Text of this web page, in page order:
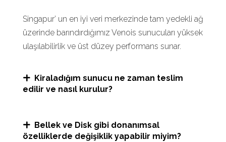
Singapur’ un en iyi veri merkezinde tam yedekli ağ
üzerinde barındırdığımız Venois sunucuları yüksek
ulaşılabilirlik ve üst düzey performans sunar.
Kiraladığım sunucu ne zaman teslim
edilir ve nasıl kurulur?
Bellek ve Disk gibi donanımsal
özelliklerde değişiklik yapabilir miyim?